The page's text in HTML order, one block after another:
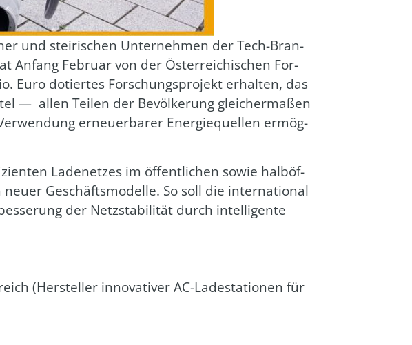
und stei­ri­schen Unter­neh­men der Tech-Bran­
Anfang Febru­ar von der Öster­rei­chi­schen For­
Euro dotier­tes For­schungs­pro­jekt erhal­ten, das
— allen Tei­len der Bevöl­ke­rung glei­cher­ma­ßen
erneu­er­ba­rer Ener­gie­quel­len ermög­
Lade­net­zes im öffent­li­chen sowie halb­öf­
Geschäfts­mo­del­le. So soll die inter­na­tio­nal
der Netz­sta­bi­li­tät durch intel­li­gen­te
(Her­stel­ler inno­va­ti­ver AC-Lade­sta­tio­nen für